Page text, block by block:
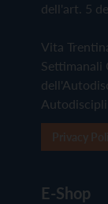
dell'art. 5
Vita
Settimanali
E-Shop